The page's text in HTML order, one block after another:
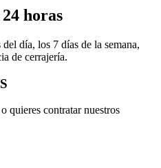
horas
día, los 7 días de la semana,
de cerrajería.
quieres contratar nuestros